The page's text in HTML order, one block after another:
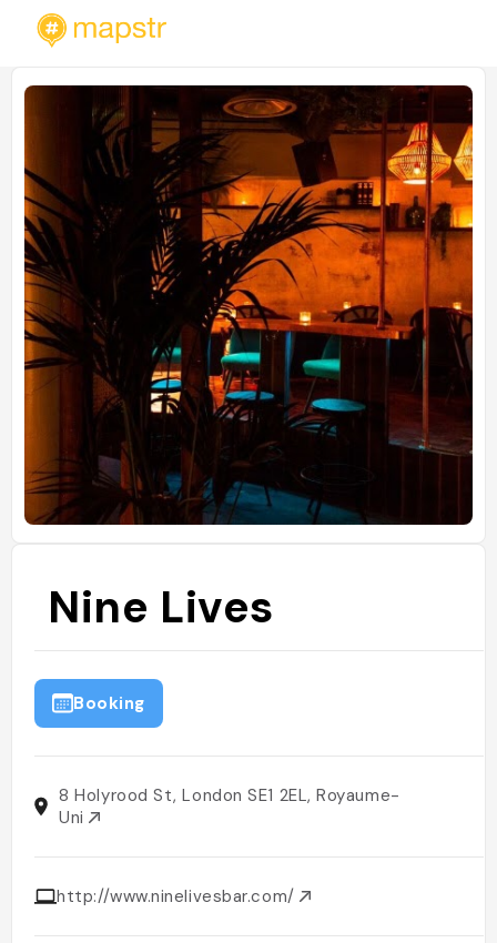
Nine Lives
Booking
8 Holyrood St, London SE1 2EL, Royaume-
Uni
http://www.ninelivesbar.com/